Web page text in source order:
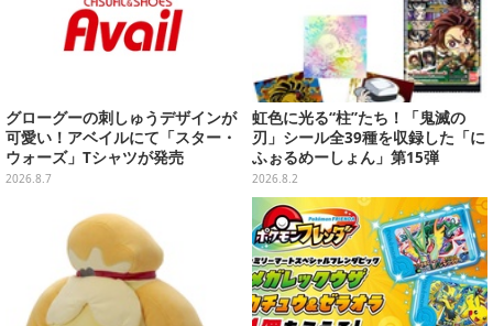
グローグーの刺しゅうデザインが
可愛い！アベイルにて「スター・
ウォーズ」Tシャツが発売
2026.8.7
虹色に光る“柱”たち！「鬼滅の
刃」シール全39種を収録した「に
ふぉるめーしょん」第15弾
2026.8.2